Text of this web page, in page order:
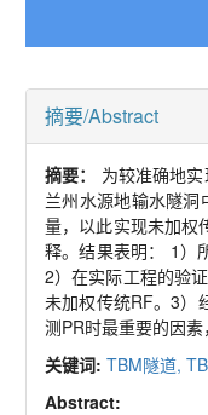
摘要/Abstract
摘要： 为较准确地
兰州水源地输水隧
量，以此实现未加权
释。结果表明：
1）
2）在实际工程的验
未加权传统RF。3）
测PR时最重要的因
关键词: TBM隧道,
Abstract: